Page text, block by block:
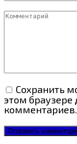
Комментарий
Сохранить
этом
комментариев.